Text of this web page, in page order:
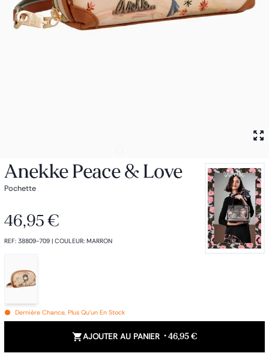
Porte monnaie
Bagagerie
Anekke Peace & Love
Pochette
46,95 €
REF: 38809-709 | COULEUR: MARRON
Dernière Chance, Plus Qu'un En Stock
AJOUTER AU PANIER • 46,95 €